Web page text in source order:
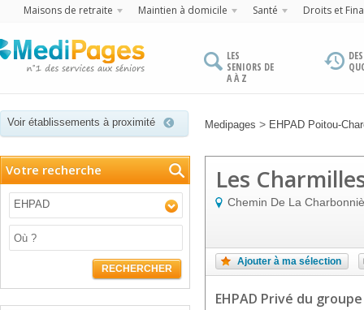
Maisons de retraite Maintien à domicile Santé Droits et
LES
SENIORS DE
A À Z
Voir établissements à proximité Medipages > EHPAD Poitou-
Votre recherche
EHPAD
RECHERCHER
Les
Chemin De La
Ajouter à ma sélection
EHPAD Privé du groupe